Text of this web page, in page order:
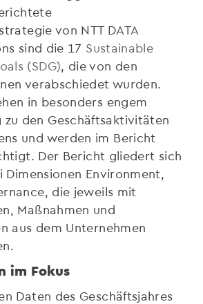
von NTT DATA
sind die 17 Sustainable
(SDG), die von den
verabschiedet wurden.
in besonders engem
zu den Geschäftsaktivitäten
und werden im Bericht
Der Bericht gliedert sich
Dimensionen Environment,
die jeweils mit
Maßnahmen und
aus dem Unternehmen
im Fokus
Daten des Geschäftsjahres